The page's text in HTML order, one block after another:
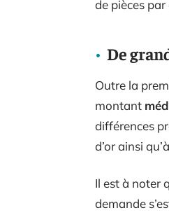
de pièces
De
Outre la
montant
différences
d’or ainsi
Il est à noter
demande